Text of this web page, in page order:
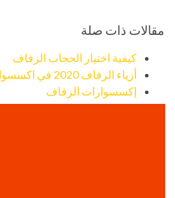
مقالات ذات صلة
كيفية اختيار الحجاب الزفاف
أزياء الزفاف 2020 في اكسسوارات العروس
إكسسوارات الزفاف